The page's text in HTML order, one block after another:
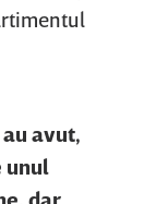
avut,
unul
dar